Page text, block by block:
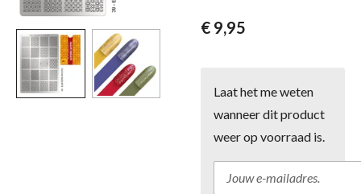
€ 9,95
Laat het me weten
wanneer dit product
weer op voorraad is.